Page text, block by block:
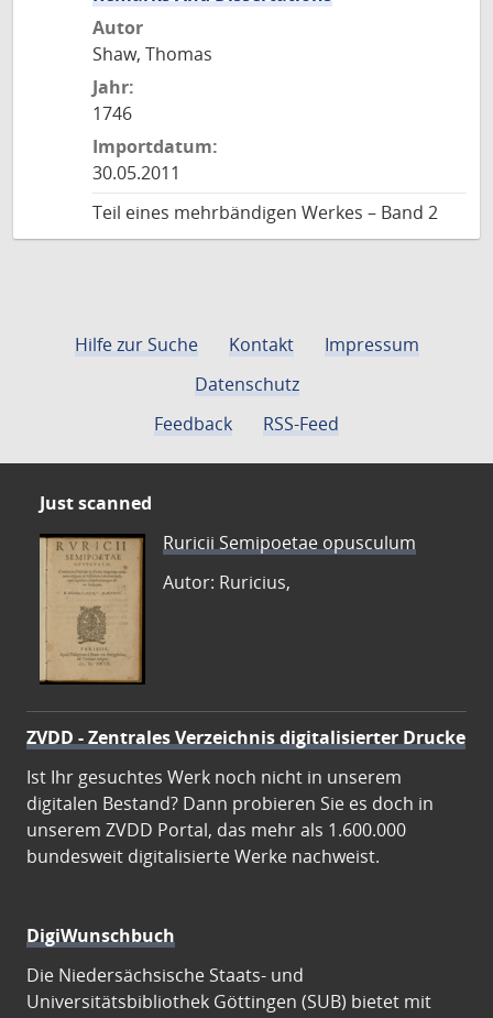
Autor
Shaw, Thomas
Jahr:
1746
Importdatum:
30.05.2011
Teil eines mehrbändigen Werkes – Band 2
Hilfe zur Suche Kontakt
Impressum
Datenschutz
Feedback
RSS-Feed
Just scanned
Ruricii Semipoetae opusculum
Autor: Ruricius,
ZVDD - Zentrales Verzeichnis digitalisierter Drucke
Ist Ihr gesuchtes Werk noch nicht in unserem
digitalen Bestand? Dann probieren Sie es doch in
unserem ZVDD Portal, das mehr als 1.600.000
bundesweit digitalisierte Werke nachweist.
DigiWunschbuch
Die Niedersächsische Staats- und
Universitätsbibliothek Göttingen (SUB) bietet mit